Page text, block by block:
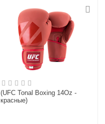
(UFC Tonal Boxing 14Oz -
красные)